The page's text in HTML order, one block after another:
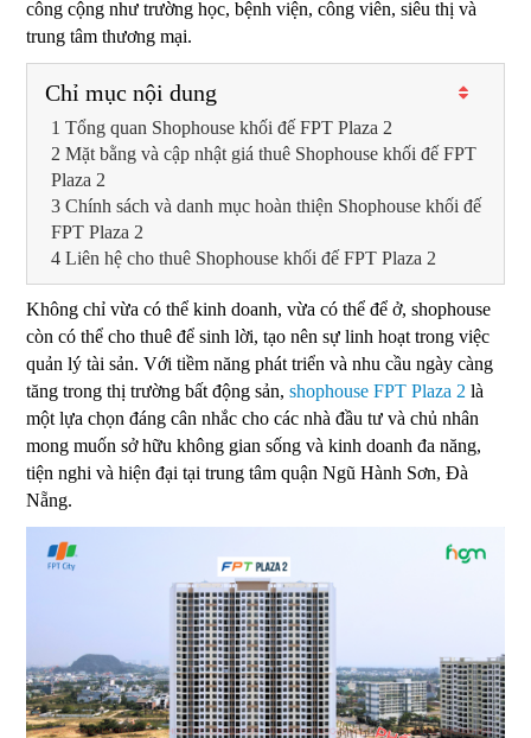
công cộng như trường học, bệnh viện, công viên, siêu thị và
trung tâm thương mại.
Chỉ mục nội dung
Tổng quan Shophouse khối đế FPT Plaza 2
Mặt bằng và cập nhật giá thuê Shophouse khối đế FPT
Plaza 2
Chính sách và danh mục hoàn thiện Shophouse khối đế
FPT Plaza 2
Liên hệ cho thuê Shophouse khối đế FPT Plaza 2
Không chỉ vừa có thể kinh doanh, vừa có thể để ở, shophouse
còn có thể cho thuê để sinh lời, tạo nên sự linh hoạt trong việc
quản lý tài sản. Với tiềm năng phát triển và nhu cầu ngày càng
tăng trong thị trường bất động sản, shophouse FPT Plaza 2 là
một lựa chọn đáng cân nhắc cho các nhà đầu tư và chủ nhân
mong muốn sở hữu không gian sống và kinh doanh đa năng,
tiện nghi và hiện đại tại trung tâm quận Ngũ Hành Sơn, Đà
Nẵng.